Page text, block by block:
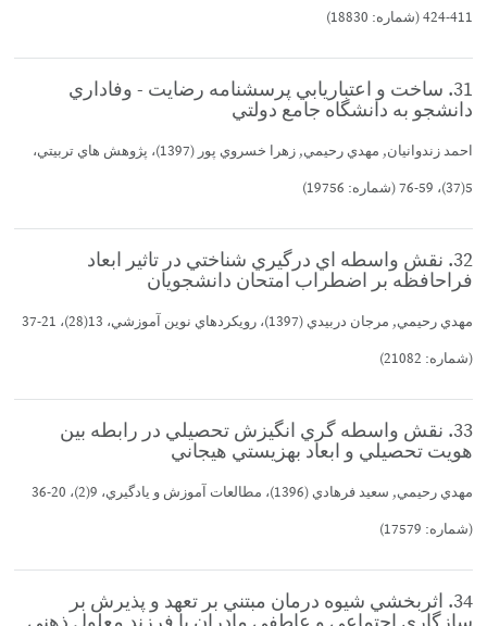
411-424 (شماره: 18830)
31. ساخت و اعتباريابي پرسشنامه رضايت - وفاداري
دانشجو به دانشگاه جامع دولتي
احمد زندوانيان, مهدي رحيمي, زهرا خسروي پور (1397)، پژوهش هاي تربيتي،
5(37)، 59-76 (شماره: 19756)
32. نقش واسطه اي درگيري شناختي در تاثير ابعاد
فراحافظه بر اضطراب امتحان دانشجويان
مهدي رحيمي, مرجان دربيدي (1397)، رويكردهاي نوين آموزشي، 13(28)، 21-37
(شماره: 21082)
33. نقش واسطه گري انگيزش تحصيلي در رابطه بين
هويت تحصيلي و ابعاد بهزيستي هيجاني
مهدي رحيمي, سعيد فرهادي (1396)، مطالعات آموزش و يادگيري، 9(2)، 20-36
(شماره: 17579)
34. اثربخشي شيوه درمان مبتني بر تعهد و پذيرش بر